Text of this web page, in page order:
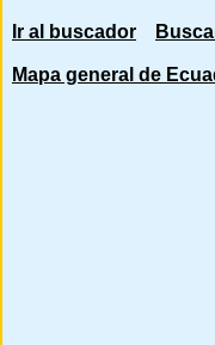
Ir al buscador
Mapa general de